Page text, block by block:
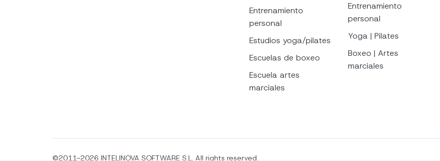
Entrenamiento
personal
Estudios yoga/pilates
Escuelas de boxeo
Escuela artes
marciales
Entrenamiento
personal
Yoga | Pilates
Boxeo | Artes
marciales
©2011-2026 INTELINOVA SOFTWARE S.L. All rights reserved.